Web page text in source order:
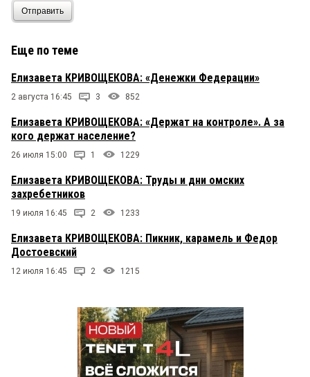
Отправить
Еще по теме
Елизавета КРИВОЩЕКОВА: «Денежки Федерации»
2 августа 16:45 3 852
Елизавета КРИВОЩЕКОВА: «Держат на контроле». А за
кого держат население?
26 июля 15:00 1 1229
Елизавета КРИВОЩЕКОВА: Труды и дни омских
захребетников
19 июля 16:45 2 1233
Елизавета КРИВОЩЕКОВА: Пикник, карамель и Федор
Достоевский
12 июля 16:45 2 1215